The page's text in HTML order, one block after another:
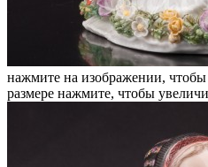
нажмите на изображении,
размере нажмите, чтобы